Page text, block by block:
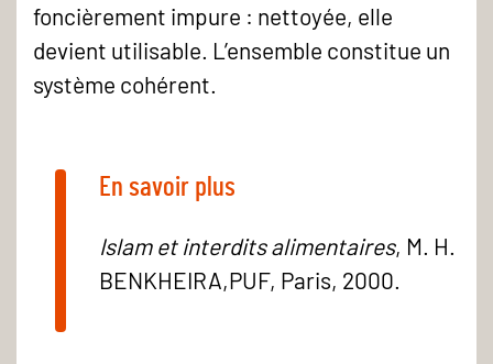
foncièrement impure : nettoyée, elle
devient utilisable. L’ensemble constitue un
système cohérent.
En savoir plus
Islam et interdits alimentaires, M. H.
BENKHEIRA,PUF, Paris, 2000.